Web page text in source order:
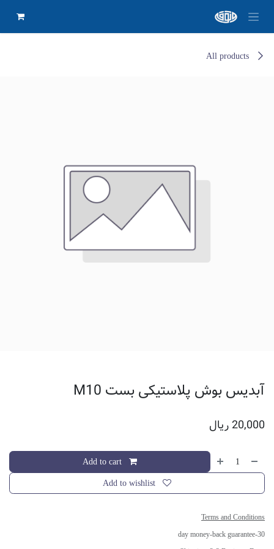
All products
آبدیس بوش پلاستیکی بست M10
20,000ریال
Add to cart
Add to wishlist
Terms and Conditions
30-day money-back guarantee